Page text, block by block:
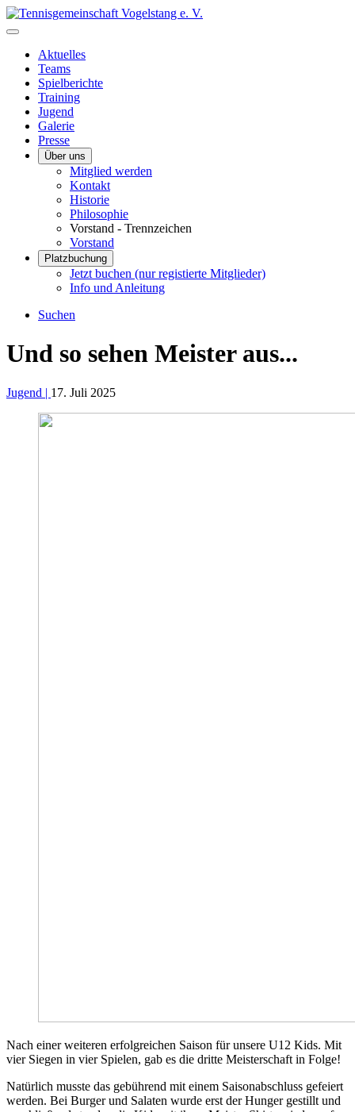
Aktuelles
Teams
Spielberichte
Training
Jugend
Galerie
Presse
Über uns
Mitglied werden
Kontakt
Historie
Philosophie
Vorstand - Trennzeichen
Vorstand
Platzbuchung
Jetzt buchen (nur registierte Mitglieder)
Info und Anleitung
Suchen
Und so sehen Meister aus...
Jugend | 17. Juli 2025
Nach einer weiteren erfolgreichen Saison für unsere U12 Kids. Mit
vier Siegen in vier Spielen, gab es die dritte Meisterschaft in Folge!
Natürlich musste das gebührend mit einem Saisonabschluss gefeiert
werden. Bei Burger und Salaten wurde erst der Hunger gestillt und